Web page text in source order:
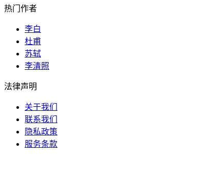
热门作者
李白
杜甫
苏轼
李清照
法律声明
关于我们
联系我们
隐私政策
服务条款